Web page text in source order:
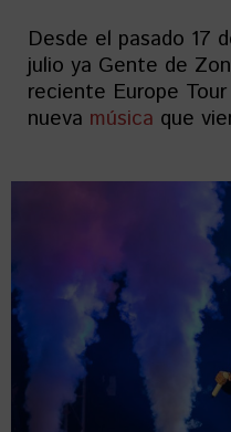
Desde el pasado 17
julio ya Gente de
reciente Europe
nueva música que